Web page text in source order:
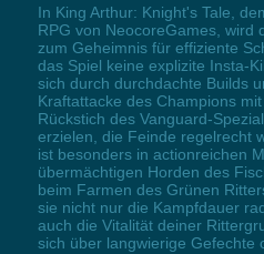
In King Arthur: Knight's Tale,
RPG von NeocoreGames, wird
zum Geheimnis für effiziente
das Spiel keine explizite Insta-
sich durch durchdachte Builds
Kraftattacke des Champions
Rückstich des Vanguard-
erzielen, die Feinde regelrecht
ist besonders in actionreichen
übermächtigen Horden des
beim Farmen des Grünen
sie nicht nur die Kampfdauer
auch die Vitalität deiner
sich über langwierige Gefechte